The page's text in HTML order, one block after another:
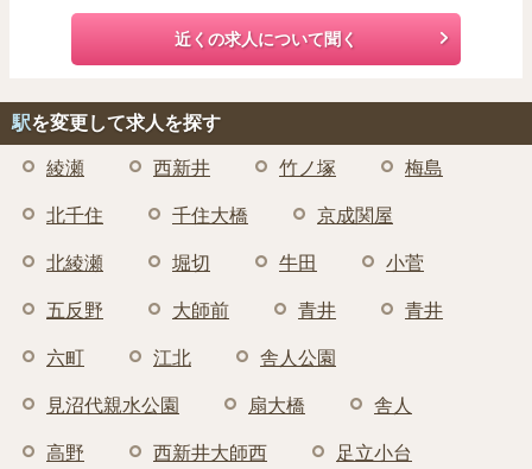
近くの求人について聞く
駅を変更して求人を探す
綾瀬 西新井 竹ノ塚 梅島
北千住 千住大橋 京成関屋
北綾瀬 堀切 牛田 小菅
五反野 大師前 青井 青井
六町 江北 舎人公園
見沼代親水公園 扇大橋 舎人
高野 西新井大師西 足立小台